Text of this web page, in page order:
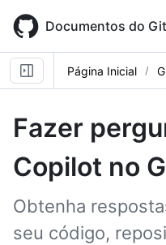
main
content
Documentos do
Página Inicial
Fazer
Copilot no
Obtenha
seu código,